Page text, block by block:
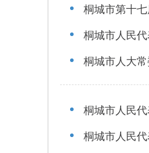
桐城市第十
桐城市人民
桐城市人大
桐城市人民
桐城市人民